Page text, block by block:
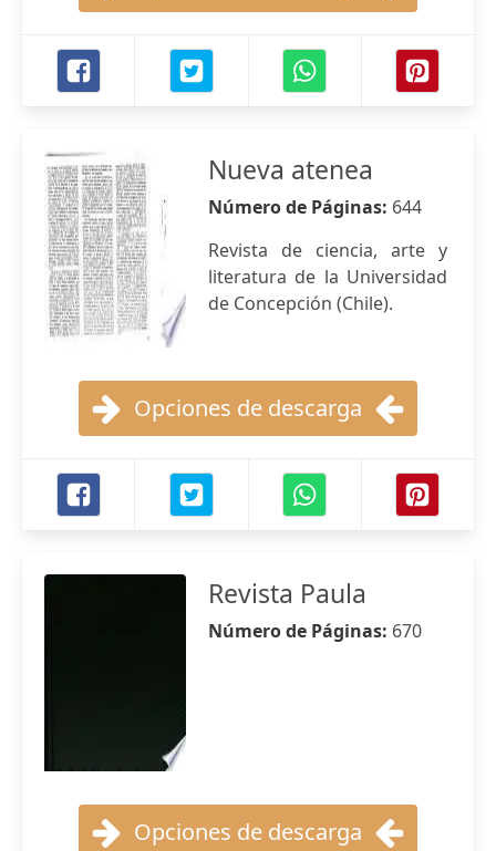
Nueva atenea
Número de Páginas: 644
Revista de ciencia, arte y
literatura de la Universidad
de Concepción (Chile).
Opciones de descarga
Revista Paula
Número de Páginas: 670
Opciones de descarga